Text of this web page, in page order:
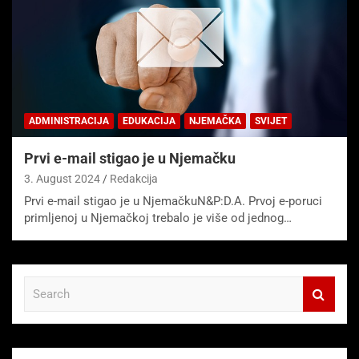
ADMINISTRACIJA EDUKACIJA NJEMAČKA SVIJET
Prvi e-mail stigao je u Njemačku
3. August 2024 Redakcija
Prvi e-mail stigao je u NjemačkuN&P:D.A. Prvoj e-poruci
primljenoj u Njemačkoj trebalo je više od jednog…
c